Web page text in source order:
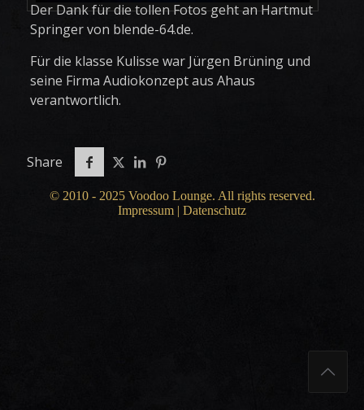
Der Dank für die tollen Fotos geht an Hartmut
Springer von blende-64.de.
Für die klasse Kulisse war Jürgen Brüning und
seine Firma Audiokonzept aus Ahaus
verantwortlich.
Share
© 2010 - 2025 Voodoo Lounge. All rights reserved.
Impressum | Datenschutz